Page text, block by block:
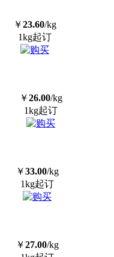
￥23.60/kg
1kg起订
￥26.00/kg
1kg起订
￥33.00/kg
1kg起订
￥27.00/kg